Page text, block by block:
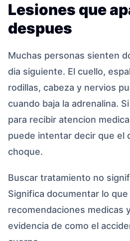
Lesiones que
despues
Muchas personas sienten
dia siguiente. El cuello,
rodillas, cabeza y nervios
cuando baja la adrenalina.
para recibir atencion
puede intentar decir que el
choque.
Buscar tratamiento no
Significa documentar lo
recomendaciones medicas
evidencia de como el